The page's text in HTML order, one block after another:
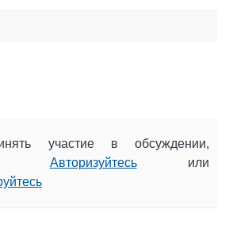
участие в обсуждении,
Авторизуйтесьили